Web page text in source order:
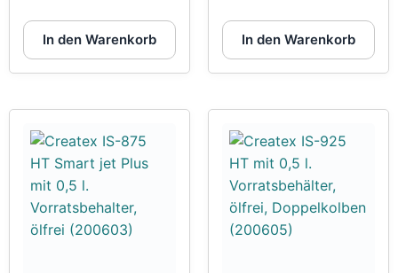
In den Warenkorb In den Warenkorb